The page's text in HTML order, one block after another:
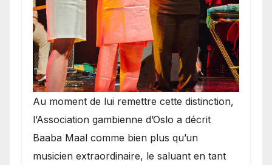
​Au moment de lui remettre cette distinction,
l’Association gambienne d’Oslo a décrit
Baaba Maal comme bien plus qu’un
musicien extraordinaire, le saluant en tant